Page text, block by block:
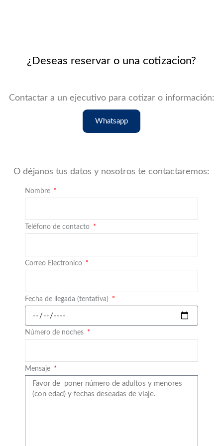
¿Deseas reservar o una cotizacion?
Contactar a un ejecutivo para cotizar o información:
Whatsapp
O déjanos tus datos y nosotros te contactaremos:
Nombre
Teléfono de contacto
Correo Electronico
Fecha de llegada (tentativa)
Número de noches
Mensaje